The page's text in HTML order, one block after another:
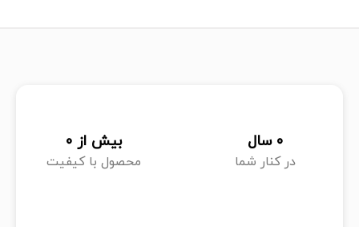
در کنار شما
0 سال
محصول با کیفیت
بیش از 0